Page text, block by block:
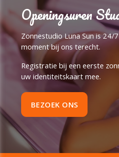
Openingsuren
Zonnestudio Luna Sun is 24/
moment bij ons terecht.
Registratie bij een eerste
uw identiteitskaart mee.
BEZOEK ONS